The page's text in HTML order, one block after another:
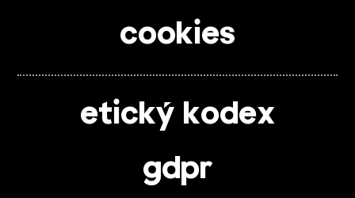
cookies
etický kodex
gdpr